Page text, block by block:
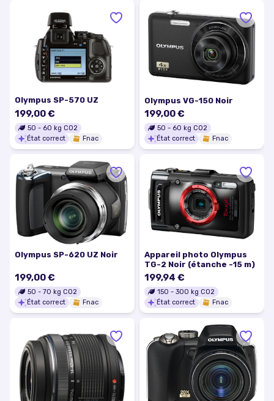
Olympus SP-560
199,00 €
30 -40
kg CO2
État correct
Fnac
199,00 €
200
kg CO2
État correct
Fnac
Olympus SP-570 UZ
199,00 €
50 60
kg CO2
État correct
Fnac
Olympus VG-150 Noir
199,00 €
50
kg CO2
État correct
Fnac
Olympus SP-620 UZ Noir
199,00 €
50
kg CO2
État correct
Fnac
Appareil photo Olympus
TG-2 Noir (étanche -15 m)
199,94 €
kg CO2
État correct
Fnac